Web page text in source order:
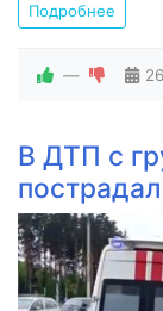
Подробнее
—
В ДТП с